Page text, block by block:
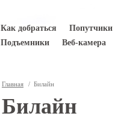
Как добраться Попутчики
Подъемники
Веб-камера
Вы здесь
Главная / Билайн
Билайн